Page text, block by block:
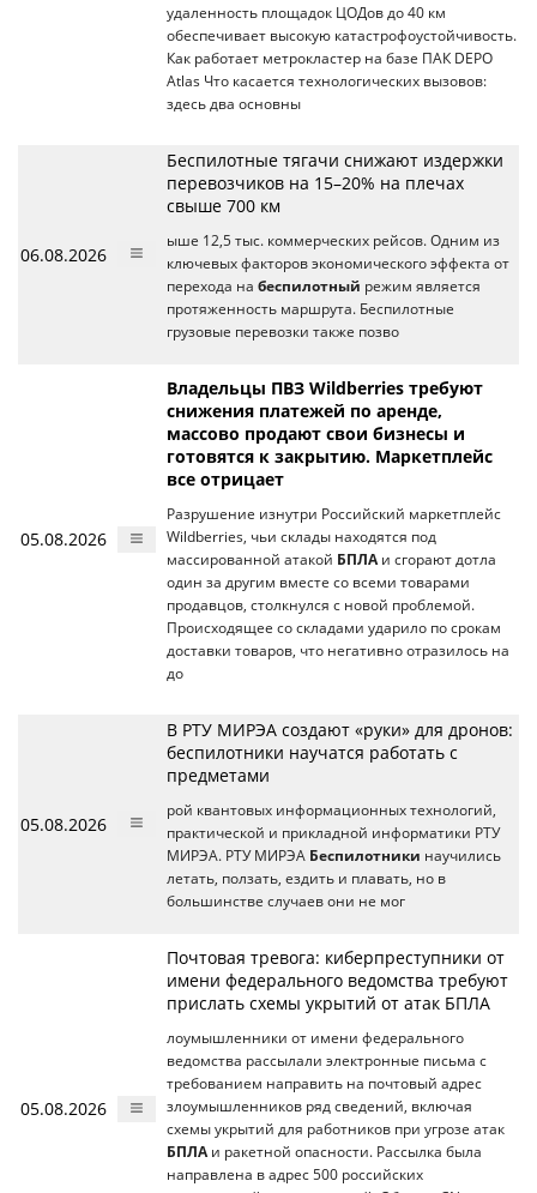
удаленность площадок ЦОДов до 40 км
обеспечивает высокую катастрофоустойчивость.
Как работает метрокластер на базе ПАК DEPO
Atlas Что касается технологических вызовов:
здесь два основны
06.08.2026
Беспилотные тягачи снижают издержки
перевозчиков на 15–20% на плечах
свыше 700 км
ыше 12,5 тыс. коммерческих рейсов. Одним из
ключевых факторов экономического эффекта от
перехода на беспилотный режим является
протяженность маршрута. Беспилотные
грузовые перевозки также позво
05.08.2026
Владельцы ПВЗ Wildberries требуют
снижения платежей по аренде,
массово продают свои бизнесы и
готовятся к закрытию. Маркетплейс
все отрицает
Разрушение изнутри Российский маркетплейс
Wildberries, чьи склады находятся под
массированной атакой БПЛА и сгорают дотла
один за другим вместе со всеми товарами
продавцов, столкнулся с новой проблемой.
Происходящее со складами ударило по срокам
доставки товаров, что негативно отразилось на
до
05.08.2026
В РТУ МИРЭА создают «руки» для дронов:
беспилотники научатся работать с
предметами
рой квантовых информационных технологий,
практической и прикладной информатики РТУ
МИРЭА. РТУ МИРЭА Беспилотники научились
летать, ползать, ездить и плавать, но в
большинстве случаев они не мог
05.08.2026
Почтовая тревога: киберпреступники от
имени федерального ведомства требуют
прислать схемы укрытий от атак БПЛА
лоумышленники от имени федерального
ведомства рассылали электронные письма с
требованием направить на почтовый адрес
злоумышленников ряд сведений, включая
схемы укрытий для работников при угрозе атак
БПЛА и ракетной опасности. Рассылка была
направлена в адрес 500 российских